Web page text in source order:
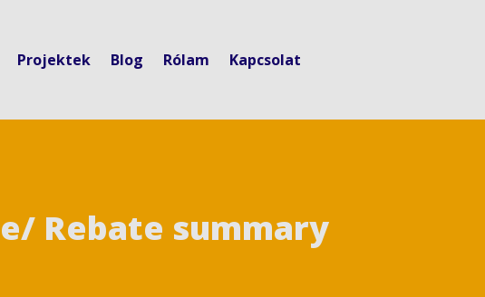
Projektek Blog Rólam Kapcsolat
Rebate summary